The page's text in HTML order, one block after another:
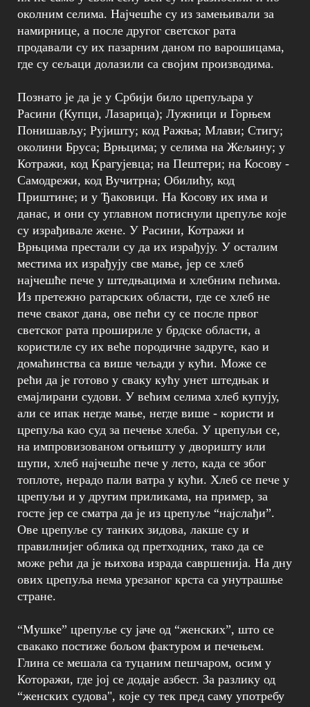
околним селима. Најчешће су из замењивали за
намирнице, а после другог светског рата
продавали су их пазарним даном по варошицама,
где су сељаци долазили са својим производима.
Познато је да је у Србији било црепуљара у
Расини (Купци, Лазарица); Лужници и Горњем
Понишављу; Рујишту; код Ражња; Млави; Стигу;
околини Бруса; Врњцима; у селима на Жељину; у
Котражи, код Крагујевца; на Пештери; на Косову -
Самодрежи, код Вучитрна; Обилићу, код
Приштине; и у Ђаковици. На Косову их има и
данас, и они су углавном потиснули црепуље које
су израђивале жене. У Расини, Котражи и
Врњцима престали су да их израђују. У осталим
местима их израђују све мање, јер се хлеб
најчешће пече у штедњацима и хлебним пећима.
Из претежно ратарских области, где се хлеб не
пече сваког дана, ове пећи су се после првог
светског рата прошириле у брдске области, а
користиле су их веће породичне задруге, као и
домаћинства са више чељади у кући. Може се
рећи да је готово у сваку кућу унет штедњак и
емајлирани судови. У већим селима хлеб купују,
али се ипак негде мање, негде више - користи и
црепуља као суд за печење хлеба. У црепуљи се,
на импровизованом огњишту у дворишту или
шупи, хлеб најчешће пече у лето, када се због
топлоте, нерадо пали ватра у кући. Хлеб се пече у
црепуљи и у другим приликама, на пример, за
госте јер се сматра да је из црепуље “најслађи”.
Ове црепуље су танких зидова, лакше су и
правилнијег облика од претходних, тако да се
може рећи да је њихова израда савршенија. На дну
ових црепуља нема урезаног крста са унутрашње
стране.
“Мушке” црепуље су јаче од “женских”, што се
свакако постиже бољом фактуром и печењем.
Глина се мешала са туцаним пешчаром, осим у
Которажи, где јој се додаје азбест. За разлику од
“женских судова", које су тек пред саму употребу